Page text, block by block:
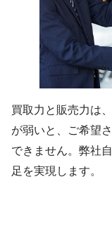
買取力と販売力は
が弱いと、ご希望
できません。弊社
足を実現します。